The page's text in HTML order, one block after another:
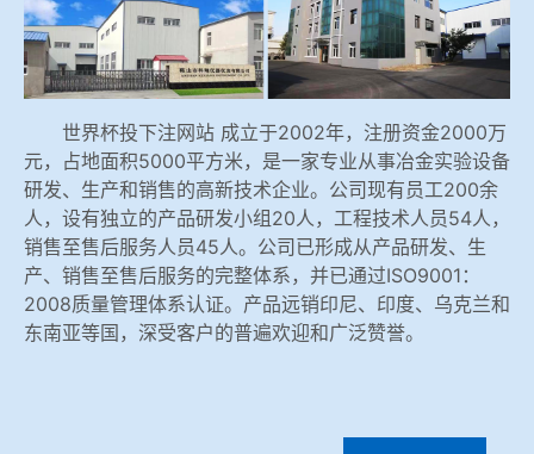
冶金石灰活性度测定仪
矿石、焦炭物理检测及制样设备
工业分析、测硫仪等
世界杯投下注网站
世界杯投下注网站 成立于2002年，注册资金2000万
元，占地面积5000平方米，是一家专业从事冶金实验设备
研发、生产和销售的高新技术企业。公司现有员工200余
人，设有独立的产品研发小组20人，工程技术人员54人，
销售至售后服务人员45人。公司已形成从产品研发、生
产、销售至售后服务的完整体系，并已通过ISO9001：
2008质量管理体系认证。产品远销印尼、印度、乌克兰和
东南亚等国，深受客户的普遍欢迎和广泛赞誉。